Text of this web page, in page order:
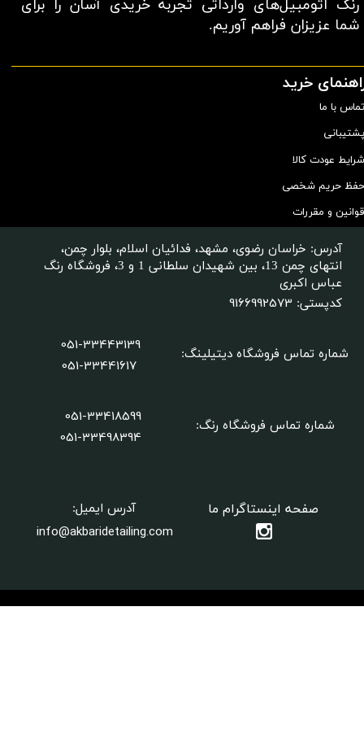
رنگ اتومبیل‌های وارداتی تجربه خریدی آسان را برای
شما عزیزان فراهم آوریم.​​​​​​​
خرید
تماس با ما
پشتیبانی
شرایط عودت کالا
حفظ حریم شخصی
قوانین و مقررات
شماره تماس فروشگاه دیتیلینگ:
آدرس ایمیل:
info@akbaridetailing.com
صفحه اینستاگرام ما
051-33443139
051-33441617
آدرس: خراسان رضوی، مشهد، فدائیان اسلام، بلوار چمن،
انتهای چمن 13، بین شهیدان سلطانی 1 و 3، فروشگاه رنگ
عباس اکبری
کدپستی: 9166992573
شماره تماس فروشگاه رنگ:
051-33418599
​​​​​​​051-33498394